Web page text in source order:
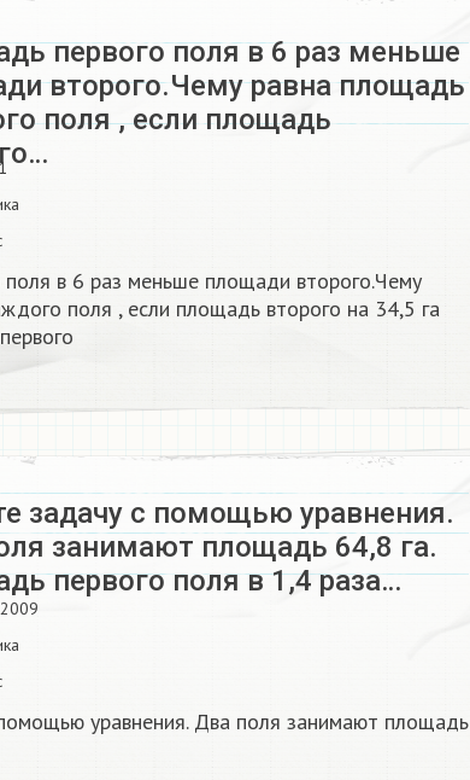
первого поля в 6 раз меньше
второго.Чему равна площадь
поля , если площадь
в 6 раз меньше площади второго.Чему
поля , если площадь второго на 34,5 га
задачу с помощью уравнения.
занимают площадь 64,8 га.
первого поля в 1,4 раза…
уравнения. Два поля занимают площадь